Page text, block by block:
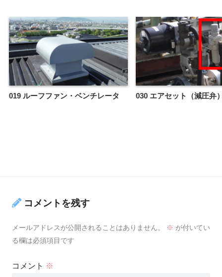
019 ルーフファン・ベンチレータ 030 エアセット（減圧弁
コメントを残す
メールアドレスが公開されることはありません。 ※ が付いてい
る欄は必須項目です
コメント ※